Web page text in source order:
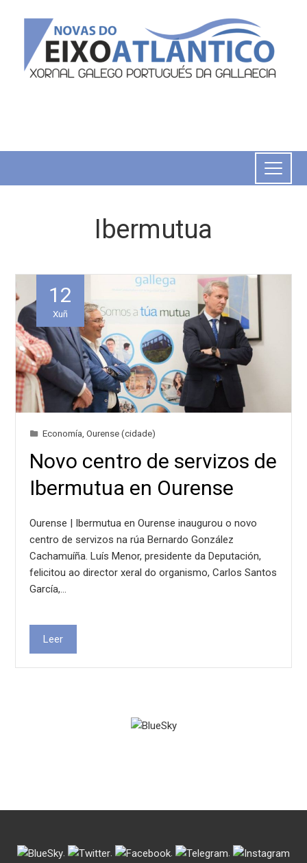
Ibermutua
12
Xuñ
Economía ,Ourense (cidade)
Novo centro de servizos de
Ibermutua en Ourense
Ourense | Ibermutua en Ourense inaugurou o novo
centro de servizos na rúa Bernardo González
Cachamuíña. Luís Menor, presidente da Deputación,
felicitou ao director xeral do organismo, Carlos Santos
García,…
Leer
. . . .